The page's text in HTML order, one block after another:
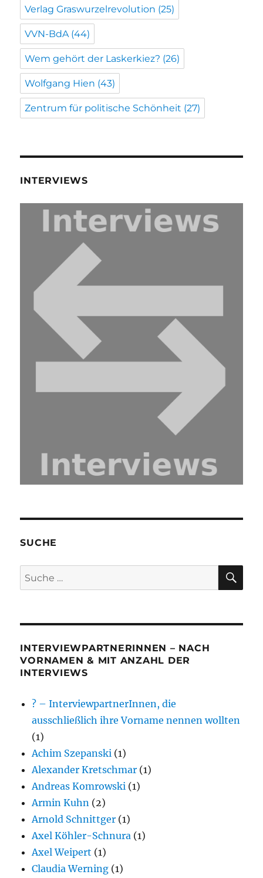
Verlag Graswurzelrevolution (25)
VVN-BdA (44)
Wem gehört der Laskerkiez? (26)
Wolfgang Hien (43)
Zentrum für politische Schönheit (27)
INTERVIEWS
SUCHE
Suche
nach:
INTERVIEWPARTNERINNEN – NACH
VORNAMEN & MIT ANZAHL DER
INTERVIEWS
? – InterviewpartnerInnen, die
ausschließlich ihre Vorname nennen wollten
(1)
Achim Szepanski (1)
Alexander Kretschmar (1)
Andreas Komrowski (1)
Armin Kuhn (2)
Arnold Schnittger (1)
Axel Köhler-Schnura (1)
Axel Weipert (1)
Claudia Werning (1)